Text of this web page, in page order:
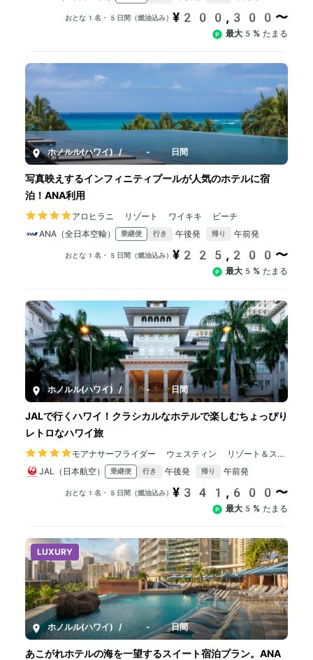
おとな1名・5日間（燃油込み） ¥200,300〜
最大5% たまる
ホノルル(ハワイ) / 5-10日間
写真映えするインフィニティプールが人気のホテルに宿
泊！ANA利用
アロヒラニ リゾート ワイキキ ビーチ
ANA（全日本空輸）
乗継便 行き 午後発 帰り 午前発
おとな1名・5日間（燃油込み） ¥225,200〜
最大5% たまる
ホノルル(ハワイ) / 5-10日間
JALで行くハワイ！クラシカルなホテルで楽しむちょっぴり
レトロなハワイ旅
モアナサーフライダー ウェスティン リゾート＆スパ
ワイキキビーチ
JAL（日本航空） 乗継便 行き 午後発 帰り 午前発
おとな1名・5日間（燃油込み） ¥341,600〜
最大5% たまる
LUXURY
ホノルル(ハワイ) / 5-10日間
あこがれホテルの海を一望するスイート宿泊プラン。ANA